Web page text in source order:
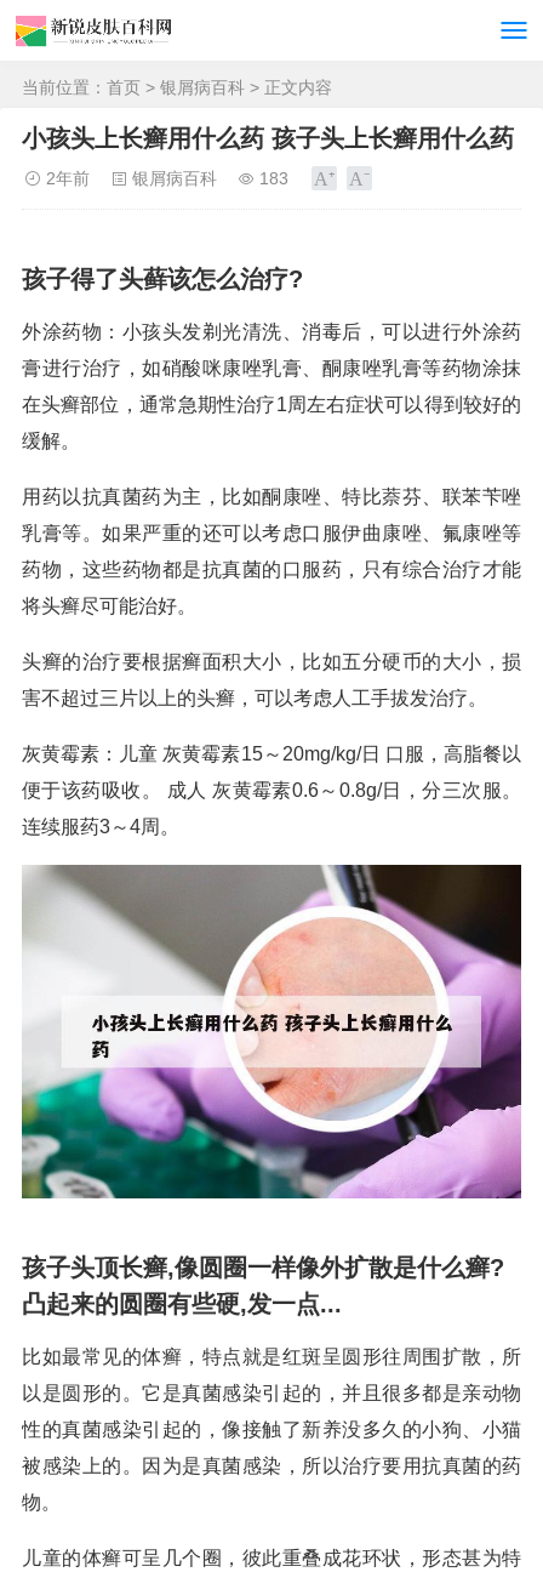
当前位置： 首页 > 银屑病百科 > 正文内容
小孩头上长癣用什么药 孩子头上长癣用什么药
2年前 银屑病百科 183
孩子得了头藓该怎么治疗?
外涂药物：小孩头发剃光清洗、消毒后，可以进行外涂药
膏进行治疗，如硝酸咪康唑乳膏、酮康唑乳膏等药物涂抹
在头癣部位，通常急期性治疗1周左右症状可以得到较好的
缓解。
用药以抗真菌药为主，比如酮康唑、特比萘芬、联苯苄唑
乳膏等。如果严重的还可以考虑口服伊曲康唑、氟康唑等
药物，这些药物都是抗真菌的口服药，只有综合治疗才能
将头癣尽可能治好。
头癣的治疗要根据癣面积大小，比如五分硬币的大小，损
害不超过三片以上的头癣，可以考虑人工手拔发治疗。
灰黄霉素：儿童 灰黄霉素15～20mg/kg/日 口服，高脂餐以
便于该药吸收。 成人 灰黄霉素0.6～0.8g/日，分三次服。
连续服药3～4周。
孩子头顶长癣,像圆圈一样像外扩散是什么癣?
凸起来的圆圈有些硬,发一点...
比如最常见的体癣，特点就是红斑呈圆形往周围扩散，所
以是圆形的。它是真菌感染引起的，并且很多都是亲动物
性的真菌感染引起的，像接触了新养没多久的小狗、小猫
被感染上的。因为是真菌感染，所以治疗要用抗真菌的药
物。
儿童的体癣可呈几个圈，彼此重叠成花环状，形态甚为特